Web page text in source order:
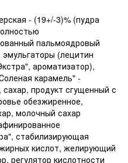
- (19+/-3)% (пудра
пальмоядровый
(лецитин
ароматизатор),
карамель" -
продукт сгущенный с
обезжиренное,
молочный сахар
стабилизирующая
кислот, желирующий
регулятор кислотности